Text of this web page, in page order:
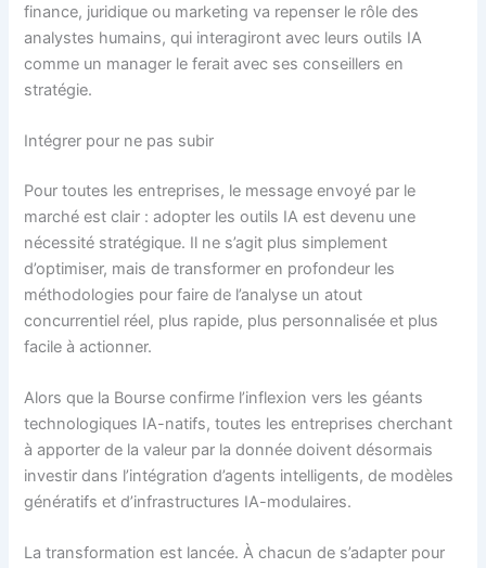
finance, juridique ou marketing va repenser le rôle des
analystes humains, qui interagiront avec leurs outils IA
comme un manager le ferait avec ses conseillers en
stratégie.
Intégrer pour ne pas subir
Pour toutes les entreprises, le message envoyé par le
marché est clair : adopter les outils IA est devenu une
nécessité stratégique. Il ne s’agit plus simplement
d’optimiser, mais de transformer en profondeur les
méthodologies pour faire de l’analyse un atout
concurrentiel réel, plus rapide, plus personnalisée et plus
facile à actionner.
Alors que la Bourse confirme l’inflexion vers les géants
technologiques IA-natifs, toutes les entreprises cherchant
à apporter de la valeur par la donnée doivent désormais
investir dans l’intégration d’agents intelligents, de modèles
génératifs et d’infrastructures IA-modulaires.
La transformation est lancée. À chacun de s’adapter pour